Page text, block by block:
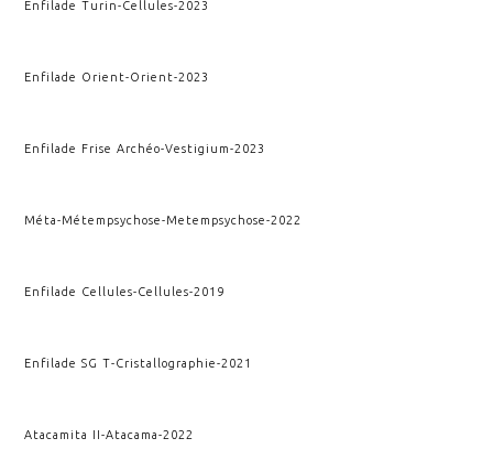
Enfilade Turin-Cellules-2023
Enfilade Orient-Orient-2023
Enfilade Frise Archéo-Vestigium-2023
Méta-Métempsychose-Metempsychose-2022
Enfilade Cellules-Cellules-2019
Enfilade SG T-Cristallographie-2021
Atacamita II-Atacama-2022